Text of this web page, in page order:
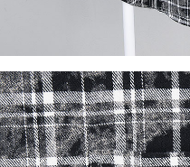
이코 라이프 하